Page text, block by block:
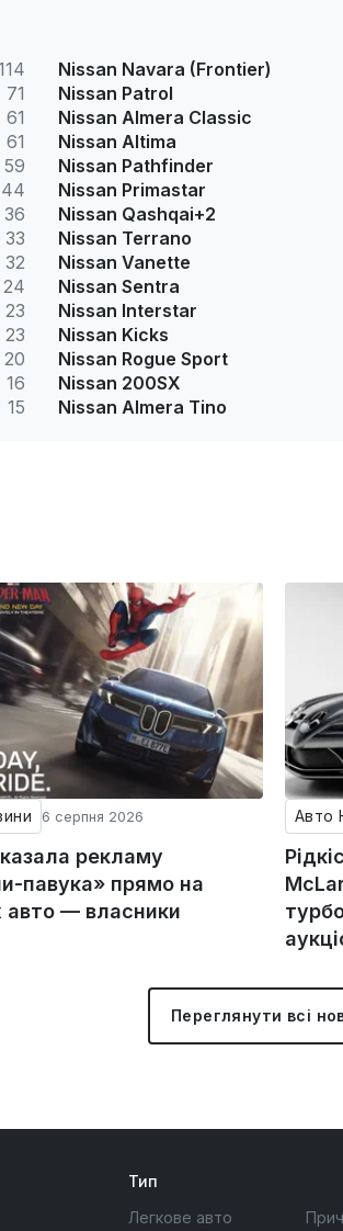
71
61
61
59
44
36
33
32
24
23
23
20
16
15
Nissan Navara (Frontier)
Nissan Patrol
Nissan Almera Classic
Nissan Altima
Nissan Pathfinder
Nissan Primastar
Nissan Qashqai+2
Nissan Terrano
Nissan Vanette
Nissan Sentra
Nissan Interstar
Nissan Kicks
Nissan Rogue Sport
Nissan 200SX
Nissan Almera Tino
6 серпня 2026
рекламу
павука» прямо на
авто — власники
Авто
Переглянути всі
Тип
Легкове авто